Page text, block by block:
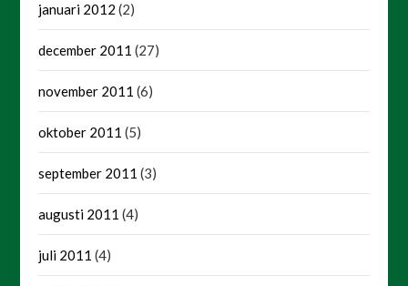
januari 2012 (2)
december 2011 (27)
november 2011 (6)
oktober 2011 (5)
september 2011 (3)
augusti 2011 (4)
juli 2011 (4)